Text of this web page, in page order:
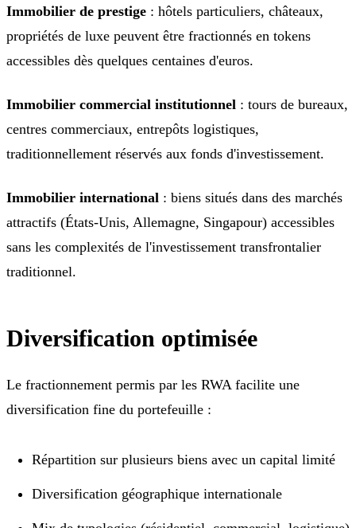
Immobilier de prestige : hôtels particuliers, châteaux,
propriétés de luxe peuvent être fractionnés en tokens
accessibles dès quelques centaines d'euros.
Immobilier commercial institutionnel : tours de bureaux,
centres commerciaux, entrepôts logistiques,
traditionnellement réservés aux fonds d'investissement.
Immobilier international : biens situés dans des marchés
attractifs (États-Unis, Allemagne, Singapour) accessibles
sans les complexités de l'investissement transfrontalier
traditionnel.
Diversification optimisée
Le fractionnement permis par les RWA facilite une
diversification fine du portefeuille :
Répartition sur plusieurs biens avec un capital limité
Diversification géographique internationale